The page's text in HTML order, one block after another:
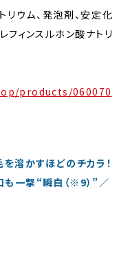
リウム、発泡剤、安定化
フィンスルホン酸ナトリ
products/060070
を溶かすほどのチカラ！
も一撃“瞬白（※9）”／